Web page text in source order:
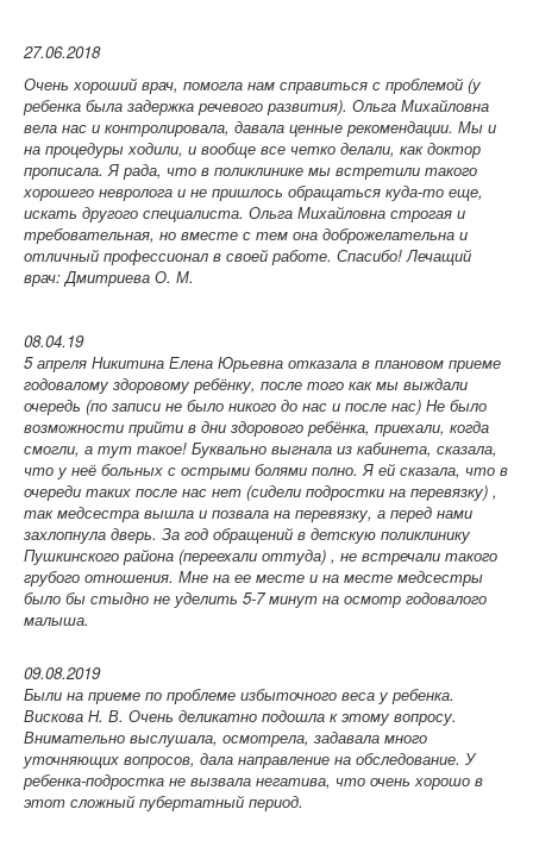
27.06.2018
Очень хороший врач, помогла нам справиться с проблемой (у
ребенка была задержка речевого развития). Ольга Михайловна
вела нас и контролировала, давала ценные рекомендации. Мы и
на процедуры ходили, и вообще все четко делали, как доктор
прописала. Я рада, что в поликлинике мы встретили такого
хорошего невролога и не пришлось обращаться куда-то еще,
искать другого специалиста. Ольга Михайловна строгая и
требовательная, но вместе с тем она доброжелательна и
отличный профессионал в своей работе. Спасибо!Лечащий
врач: Дмитриева О. М.
08.04.19
5 апреля Никитина Елена Юрьевна отказала в плановом приеме
годовалому здоровому ребёнку, после того как мы выждали
очередь (по записи не было никого до нас и после нас) Не было
возможности прийти в дни здорового ребёнка, приехали, когда
смогли, а тут такое! Буквально выгнала из кабинета, сказала,
что у неё больных с острыми болями полно. Я ей сказала, что в
очереди таких после нас нет (сидели подростки на перевязку) ,
так медсестра вышла и позвала на перевязку, а перед нами
захлопнула дверь. За год обращений в детскую поликлинику
Пушкинского района (переехали оттуда) , не встречали такого
грубого отношения. Мне на ее месте и на месте медсестры
было бы стыдно не уделить 5-7 минут на осмотр годовалого
малыша.
09.08.2019
Были на приеме по проблеме избыточного веса у ребенка.
Вискова Н. В. Очень деликатно подошла к этому вопросу.
Внимательно выслушала, осмотрела, задавала много
уточняющих вопросов, дала направление на обследование. У
ребенка-подростка не вызвала негатива, что очень хорошо в
этот сложный пубертатный период.